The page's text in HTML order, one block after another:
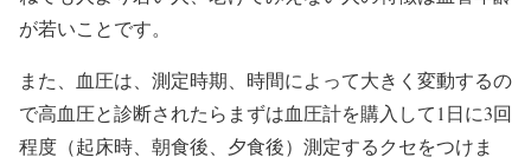
が若いことです。
また、血圧は、測定時期、時間によって大きく変動するの
で高血圧と診断されたらまずは血圧計を購入して1日に3回
程度（起床時、朝食後、夕食後）測定するクセをつけま